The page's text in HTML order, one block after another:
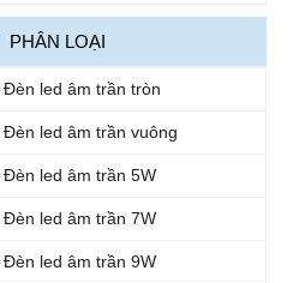
BỘ MÁNG ĐÈN LED
ĐÈN CHỐNG THẤM
PHÂN LOẠI
Đèn led âm trần tròn
Đèn led âm trần vuông
Đèn led âm trần 5W
Đèn led âm trần 7W
Đèn led âm trần 9W